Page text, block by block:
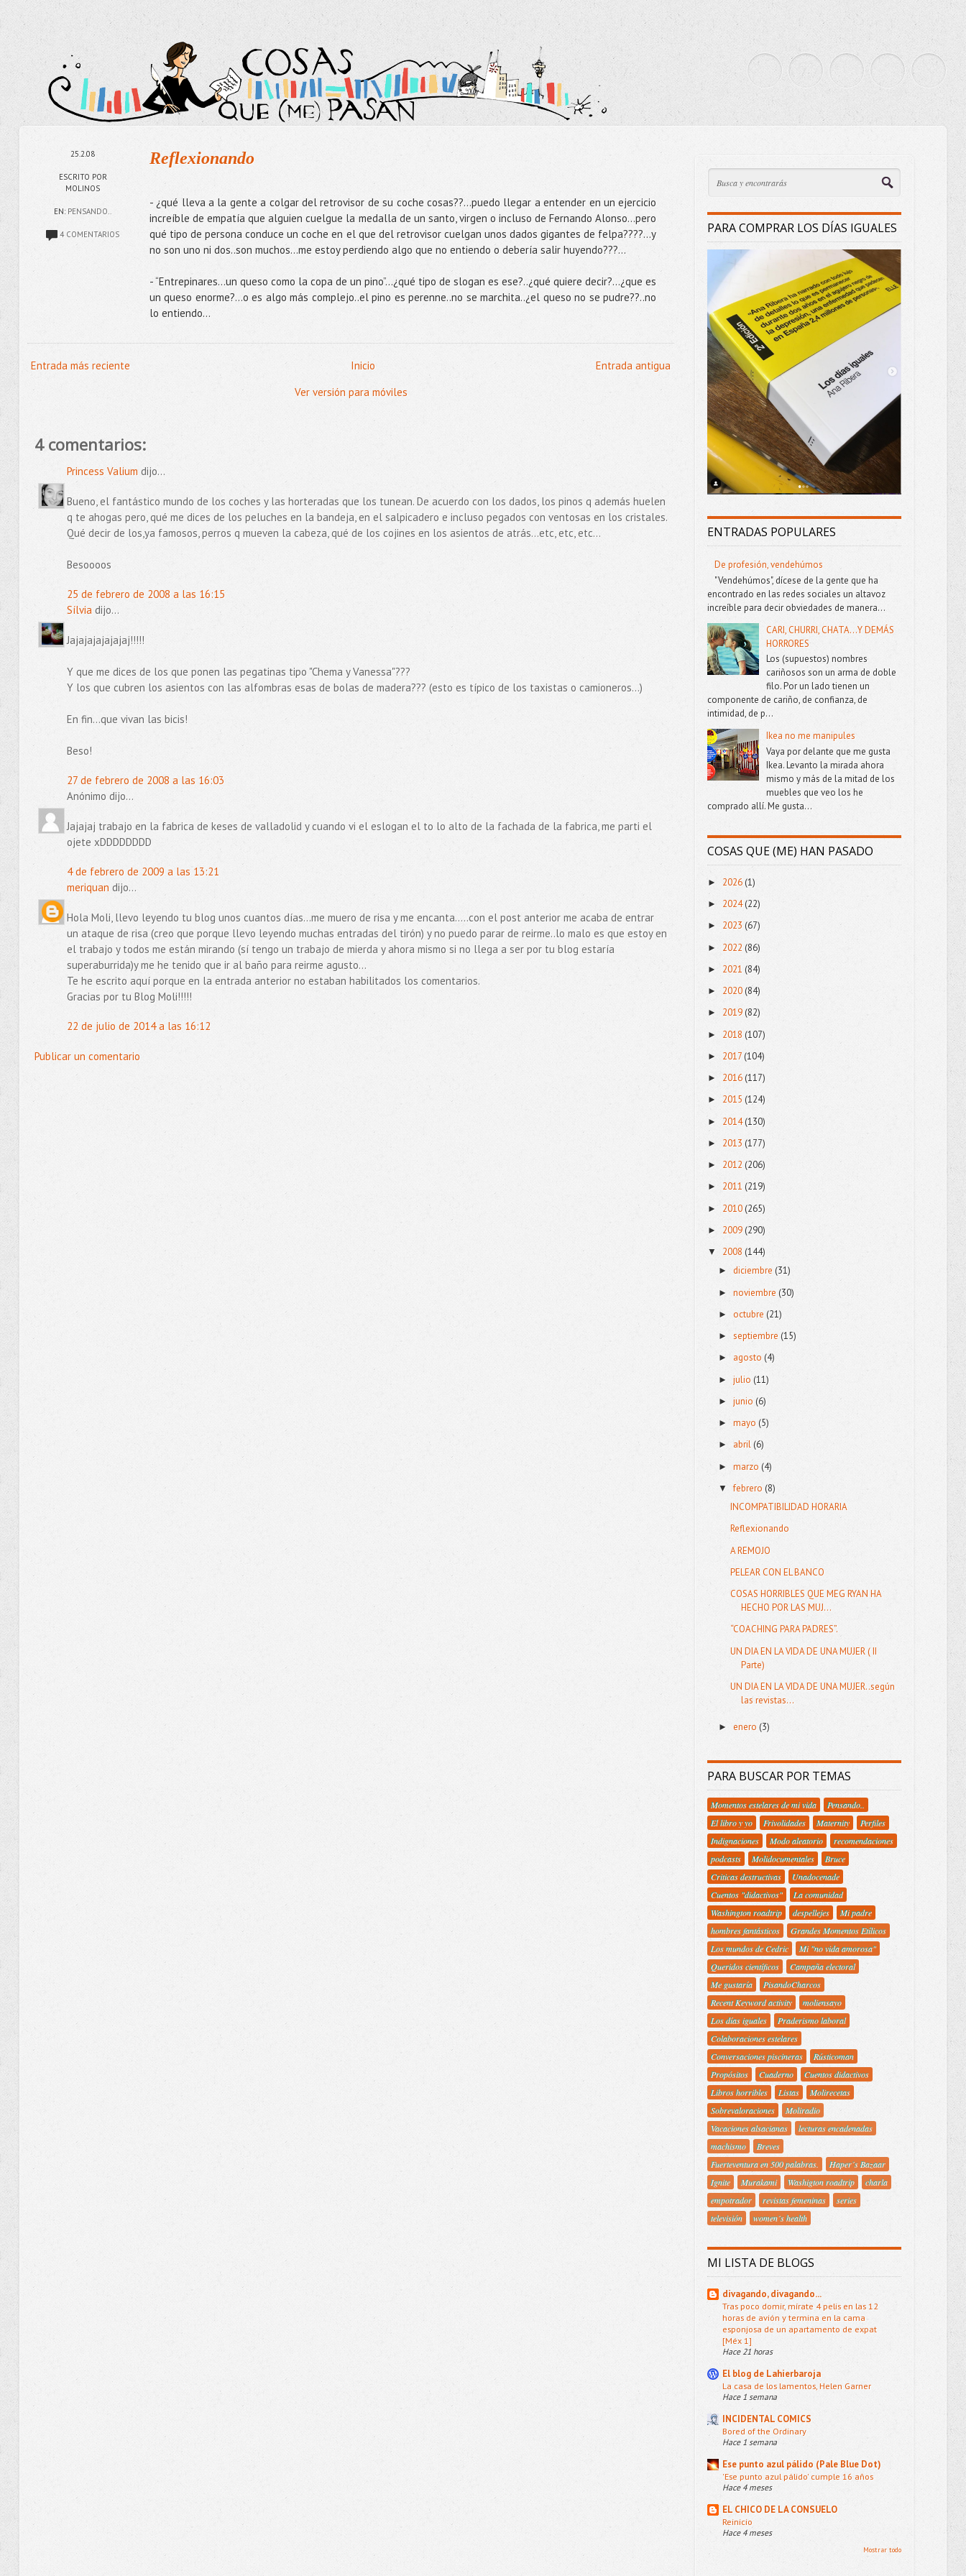
25.2.08
ESCRITO POR
MOLINOS
EN: PENSANDO..
4 COMENTARIOS
Reflexionando
- ¿qué lleva a la gente a colgar del retrovisor de su coche cosas??...puedo llegar a entender en un ejercicio
increíble de empatía que alguien cuelgue la medalla de un santo, virgen o incluso de Fernando Alonso…pero
qué tipo de persona conduce un coche en el que del retrovisor cuelgan unos dados gigantes de felpa????...y
no son uno ni dos..son muchos…me estoy perdiendo algo que no entiendo o debería salir huyendo???...
- “Entrepinares…un queso como la copa de un pino”…¿qué tipo de slogan es ese?..¿qué quiere decir?...¿que es
un queso enorme?...o es algo más complejo..el pino es perenne..no se marchita..¿el queso no se pudre??..no
lo entiendo…
Entrada más reciente Entrada antigua
Inicio
Ver versión para móviles
4 comentarios:
Princess Valium dijo...
Bueno, el fantástico mundo de los coches y las horteradas que los tunean. De acuerdo con los dados, los pinos q además huelen
q te ahogas pero, qué me dices de los peluches en la bandeja, en el salpicadero e incluso pegados con ventosas en los cristales.
Qué decir de los,ya famosos, perros q mueven la cabeza, qué de los cojines en los asientos de atrás...etc, etc, etc...
Besoooos
25 de febrero de 2008 a las 16:15
Sílviadijo...
Jajajajajajajaj!!!!!
Y que me dices de los que ponen las pegatinas tipo "Chema y Vanessa"???
Y los que cubren los asientos con las alfombras esas de bolas de madera??? (esto es típico de los taxistas o camioneros...)
En fin...que vivan las bicis!
Beso!
27 de febrero de 2008 a las 16:03
Anónimo dijo...
Jajajaj trabajo en la fabrica de keses de valladolid y cuando vi el eslogan el to lo alto de la fachada de la fabrica, me parti el
ojete xDDDDDDDD
4 de febrero de 2009 a las 13:21
meriquan dijo...
Hola Moli, llevo leyendo tu blog unos cuantos días...me muero de risa y me encanta.....con el post anterior me acaba de entrar
un ataque de risa (creo que porque llevo leyendo muchas entradas del tirón) y no puedo parar de reirme..lo malo es que estoy en
el trabajo y todos me están mirando (sí tengo un trabajo de mierda y ahora mismo si no llega a ser por tu blog estaría
superaburrida)y me he tenido que ir al baño para reirme agusto...
Te he escrito aquí porque en la entrada anterior no estaban habilitados los comentarios.
Gracias por tu Blog Moli!!!!!
22 de julio de 2014 a las 16:12
Publicar un comentario
PARA COMPRAR LOS DÍAS IGUALES
ENTRADAS POPULARES
De profesión, vendehúmos
"Vendehúmos", dícese de la gente que ha
encontrado en las redes sociales un altavoz
increíble para decir obviedades de manera...
CARI, CHURRI, CHATA...Y DEMÁS
HORRORES
Los (supuestos) nombres
cariñosos son un arma de doble
filo. Por un lado tienen un
componente de cariño, de confianza, de
intimidad, de p...
Ikea no me manipules
Vaya por delante que me gusta
Ikea. Levanto la mirada ahora
mismo y más de la mitad de los
muebles que veo los he
comprado allí. Me gusta...
COSAS QUE (ME) HAN PASADO
► 2026 (1)
► 2024(22)
► 2023 (67)
► 2022 (86)
► 2021 (84)
► 2020(84)
► 2019(82)
► 2018 (107)
► 2017 (104)
► 2016(117)
► 2015 (124)
► 2014(130)
► 2013 (177)
► 2012 (206)
► 2011 (219)
► 2010(265)
► 2009 (290)
▼ 2008 (144)
►diciembre(31)
►noviembre(30)
►octubre (21)
►septiembre (15)
► agosto(4)
►julio (11)
►junio(6)
►mayo (5)
► abril(6)
►marzo (4)
▼febrero(8)
INCOMPATIBILIDAD HORARIA
Reflexionando
A REMOJO
PELEAR CON EL BANCO
COSAS HORRIBLES QUE MEG RYAN HA
HECHO POR LAS MUJ...
“COACHING PARA PADRES”.
UN DIA EN LA VIDA DE UNA MUJER ( II
Parte)
UN DIA EN LA VIDA DE UNA MUJER..según
las revistas...
►enero(3)
PARA BUSCAR POR TEMAS
Momentos estelares de mi vida
Pensando..
El libro y yo
Frivolidades Maternity
Perfiles
Indignaciones
Modo aleatorio
recomendaciones
podcasts
Molidocumentales
Bruce
Criticas destructivas
Unadocenade
Cuentos "didactivos"
La comunidad
Washington roadtrip
despellejes
Mi padre
hombres fantásticos
Grandes Momentos Etílicos
Los mundos de Cedric
Mi "no vida amorosa"
Queridos científicos
Campaña electoral
Me gustaría
PisandoCharcos
Recent Keyword activity
moliensayo
Los días iguales
Praderismo laboral
Colaboraciones estelares
Conversaciones piscineras
Rústicoman
Propósitos
Cuaderno
Cuentos didactivos
Libros horribles
Listas
Molirecetas
Sobrevaloraciones
Moliradio
Vacaciones alsacianas
lecturas encadenadas
machismo
Breves
Fuerteventura en 500 palabras.
Haper´s Bazaar
Ignite
Murakami Washigton roadtrip
charla
empotrador
revistas femeninas
series
televisión
women´s health
MI LISTA DE BLOGS
divagando, divagando...
Tras poco domir, mírate 4 pelis en las 12
horas de avión y termina en la cama
esponjosa de un apartamento de expat
[Méx 1]
Hace 21 horas
El blog de Lahierbaroja
La casa de los lamentos, Helen Garner
Hace 1 semana
INCIDENTAL COMICS
Bored of the Ordinary
Hace 1 semana
Ese punto azul pálido (Pale Blue Dot)
'Ese punto azul pálido' cumple 16 años
Hace 4 meses
EL CHICO DE LA CONSUELO
Reinicio
Hace 4 meses
Mostrar todo